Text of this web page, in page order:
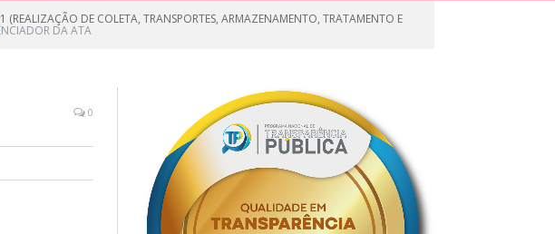
DE COLETA, TRANSPORTES, ARMAZENAMENTO, TRATAMENTO E
DA ATA
0